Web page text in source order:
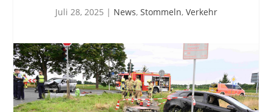
Juli 28, 2025 | News, Stommeln, Verkehr